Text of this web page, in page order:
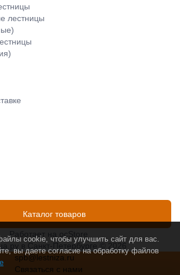
лестницы
Каталог товаров
Работает на
в Санкт-Петербурге © 2026
spb@lestniza.ru
Связаться с нами
cookie, чтобы улучшить сайт для вас.
вы даете согласие на обработку файлов